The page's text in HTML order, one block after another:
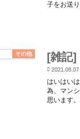
子をお送
その他 [雑記
2021.08.07
はいはい
為、マン
思います